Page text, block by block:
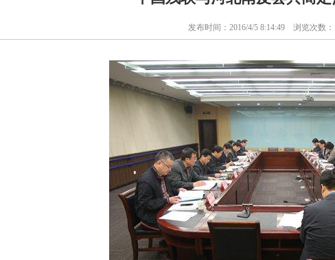
发布时间：2016/4/5 8:14:49 浏览次数：